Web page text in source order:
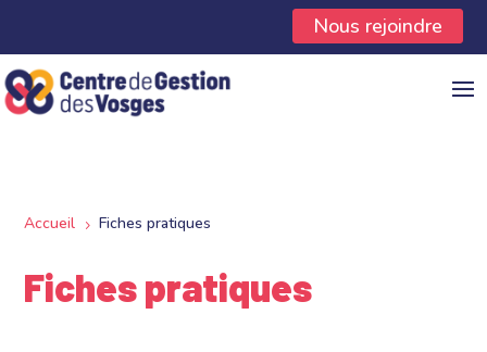
Nous rejoindre
Accueil 5 Fiches pratiques
Fiches pratiques